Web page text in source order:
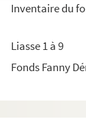
Inventaire du
Liasse 1 à 9
Fonds Fanny
1839
de 1840 à 1843
de 1844 à 1849